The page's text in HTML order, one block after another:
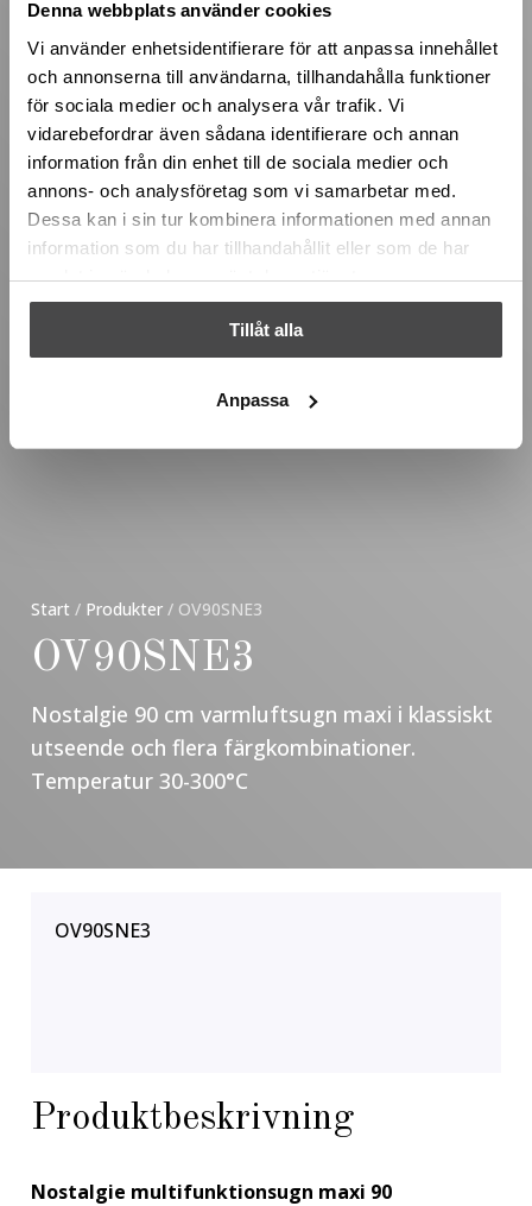
Denna webbplats använder cookies
Vi använder enhetsidentifierare för att anpassa innehållet
och annonserna till användarna, tillhandahålla funktioner
för sociala medier och analysera vår trafik. Vi
vidarebefordrar även sådana identifierare och annan
information från din enhet till de sociala medier och
annons- och analysföretag som vi samarbetar med.
Dessa kan i sin tur kombinera informationen med annan
information som du har tillhandahållit eller som de har
samlat in när du har använt deras tjänster.
Tillåt alla
Anpassa
Start / Produkter / OV90SNE3
OV90SNE3
Nostalgie 90 cm varmluftsugn maxi i klassiskt
utseende och flera färgkombinationer.
Temperatur 30-300°C
Produktbeskrivning
Nostalgie multifunktionsugn maxi 90
OV90SNE3